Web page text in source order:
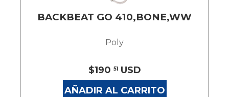
BACKBEAT GO 410,BONE,WW
Poly
$190 51USD
AÑADIR AL CARRITO